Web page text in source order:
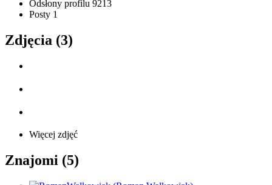
Odsłony profilu 9213
Posty 1
Zdjęcia (3)
Więcej zdjęć
Znajomi (5)